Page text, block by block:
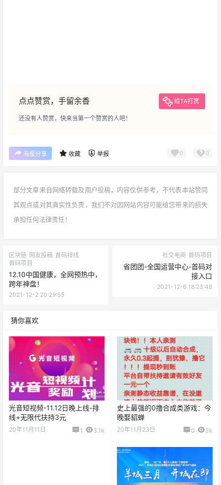
点点赞赏，手留余香 给TA打赏
还没有人赞赏，快来当第一个赞赏的人吧！
海报分享 收藏 举报 0 0
部分文章来自网络转载及用户投稿，内容仅供参考，不代表本站赞同
其观点或对其真实性负责，我们不对因网站内容可能给您带来的损失
承担任何法律责任！
区块链 网友投稿 首码排线
首码项目
12.10中国健康，全网预热中，
跨年神盘！
2021-12-2 20:29:55
社交电商 首码项目
省团团-全国运营中心-首码对
接入口
2021-12-6 18:23:48
猜你喜欢
光音短视频-11.12日晚上线-排
线+无限代扶持3元
20年11月11日 1 3.1k
史上最强的0撸合成类游戏：今
晚娶貂蝉
20年11月23日 0 3k